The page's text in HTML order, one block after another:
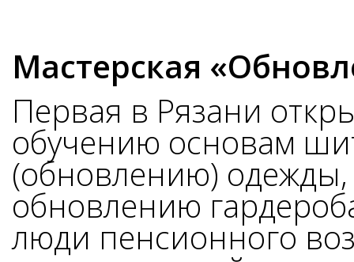
Мастерская
Первая в Рязани
обучению основам
(обновлению)
обновлению
люди пенсионного